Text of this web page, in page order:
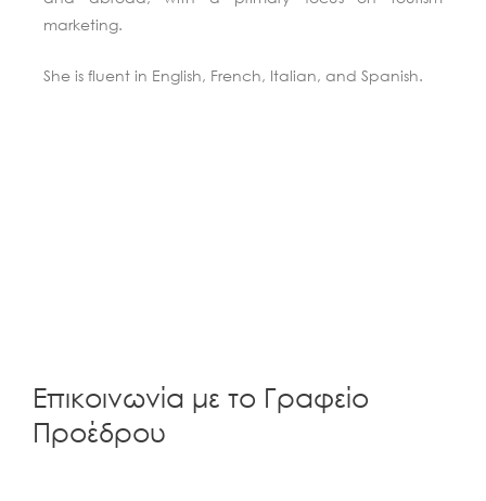
marketing.
She is fluent in English, French, Italian, and Spanish.
Επικοινωνία με το Γραφείο
Προέδρου